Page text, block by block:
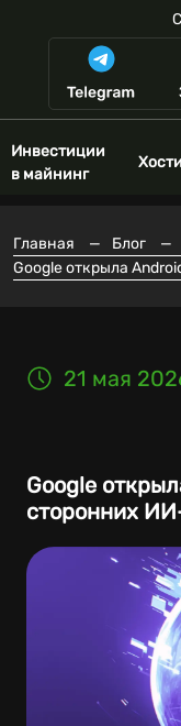
Инвестиции
в майнинг
Главная — Блог
—
Google открыла
21 мая
Google
сторонних